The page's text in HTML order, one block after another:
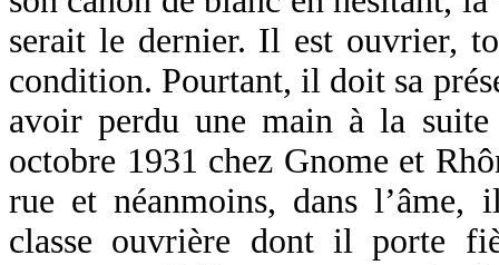
serait le dernier. Il est ouvrier,
condition. Pourtant, il doit sa
avoir perdu une main à la
octobre 1931 chez Gnome et
rue et néanmoins, dans l’âme,
classe ouvrière dont il porte